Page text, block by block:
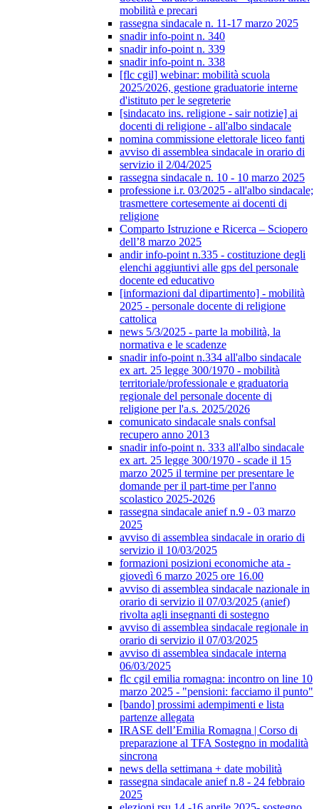
mobilità e precari
rassegna sindacale n. 11-17 marzo 2025
snadir info-point n. 340
snadir info-point n. 339
snadir info-point n. 338
[flc cgil] webinar: mobilità scuola
2025/2026, gestione graduatorie interne
d'istituto per le segreterie
[sindacato ins. religione - sair notizie] ai
docenti di religione - all'albo sindacale
nomina commissione elettorale liceo fanti
avviso di assemblea sindacale in orario di
servizio il 2/04/2025
rassegna sindacale n. 10 - 10 marzo 2025
professione i.r. 03/2025 - all'albo sindacale;
trasmettere cortesemente ai docenti di
religione
Comparto Istruzione e Ricerca – Sciopero
dell’8 marzo 2025
andir info-point n.335 - costituzione degli
elenchi aggiuntivi alle gps del personale
docente ed educativo
[informazioni dal dipartimento] - mobilità
2025 - personale docente di religione
cattolica
news 5/3/2025 - parte la mobilità, la
normativa e le scadenze
snadir info-point n.334 all'albo sindacale
ex art. 25 legge 300/1970 - mobilità
territoriale/professionale e graduatoria
regionale del personale docente di
religione per l'a.s. 2025/2026
comunicato sindacale snals confsal
recupero anno 2013
snadir info-point n. 333 all'albo sindacale
ex art. 25 legge 300/1970 - scade il 15
marzo 2025 il termine per presentare le
domande per il part-time per l'anno
scolastico 2025-2026
rassegna sindacale anief n.9 - 03 marzo
2025
avviso di assemblea sindacale in orario di
servizio il 10/03/2025
formazioni posizioni economiche ata -
giovedì 6 marzo 2025 ore 16.00
avviso di assemblea sindacale nazionale in
orario di servizio il 07/03/2025 (anief)
rivolta agli insegnanti di sostegno
avviso di assemblea sindacale regionale in
orario di servizio il 07/03/2025
avviso di assemblea sindacale interna
06/03/2025
flc cgil emilia romagna: incontro on line 10
marzo 2025 - "pensioni: facciamo il punto"
[bando] prossimi adempimenti e lista
partenze allegata
IRASE dell’Emilia Romagna | Corso di
preparazione al TFA Sostegno in modalità
sincrona
news della settimana + date mobilità
rassegna sindacale anief n.8 - 24 febbraio
2025